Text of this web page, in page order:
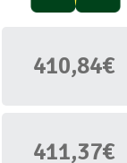
410,84€
411,37€